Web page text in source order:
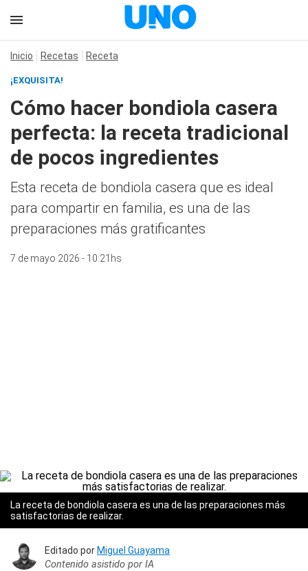
Inicio Recetas Receta
¡EXQUISITA!
Cómo hacer bondiola casera
perfecta: la receta tradicional
de pocos ingredientes
Esta receta de bondiola casera que es ideal
para compartir en familia, es una de las
preparaciones más gratificantes
7 de mayo 2026 - 10:21hs
La receta de bondiola casera es una de las preparaciones más
satisfactorias de realizar.
Editado porMiguel Guayama
Contenido asistido por IA